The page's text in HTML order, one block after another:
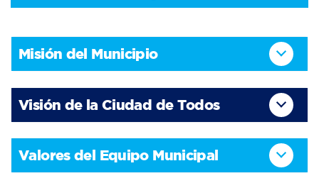
Misión del Municipio
Visión de la Ciudad de Todos
Valores del Equipo Municipal